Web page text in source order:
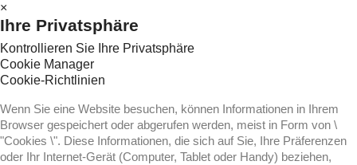
×
Ihre Privatsphäre
Kontrollieren Sie Ihre Privatsphäre
Cookie Manager
Cookie-Richtlinien
Wenn Sie eine Website besuchen, können Informationen in Ihrem
Browser gespeichert oder abgerufen werden, meist in Form von \
"Cookies \". Diese Informationen, die sich auf Sie, Ihre Präferenzen
oder Ihr Internet-Gerät (Computer, Tablet oder Handy) beziehen,